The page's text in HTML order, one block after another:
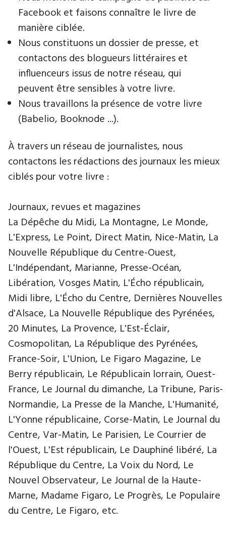
Facebook et faisons connaître le livre de
manière ciblée.
Nous constituons un dossier de presse, et
contactons des blogueurs littéraires et
influenceurs issus de notre réseau, qui
peuvent être sensibles à votre livre.
Nous travaillons la présence de votre livre
(Babelio, Booknode ...).
À travers un réseau de journalistes, nous
contactons les rédactions des journaux les mieux
ciblés pour votre livre :
Journaux, revues et magazines
La Dépêche du Midi, La Montagne, Le Monde,
L'Express, Le Point, Direct Matin, Nice-Matin, La
Nouvelle République du Centre-Ouest,
L'Indépendant, Marianne, Presse-Océan,
Libération, Vosges Matin, L'Écho républicain,
Midi libre, L'Écho du Centre, Dernières Nouvelles
d'Alsace, La Nouvelle République des Pyrénées,
20 Minutes, La Provence, L'Est-Éclair,
Cosmopolitan, La République des Pyrénées,
France-Soir, L'Union, Le Figaro Magazine, Le
Berry républicain, Le Républicain lorrain, Ouest-
France, Le Journal du dimanche, La Tribune, Paris-
Normandie, La Presse de la Manche, L'Humanité,
L'Yonne républicaine, Corse-Matin, Le Journal du
Centre, Var-Matin, Le Parisien, Le Courrier de
l'Ouest, L'Est républicain, Le Dauphiné libéré, La
République du Centre, La Voix du Nord, Le
Nouvel Observateur, Le Journal de la Haute-
Marne, Madame Figaro, Le Progrès, Le Populaire
du Centre, Le Figaro, etc.